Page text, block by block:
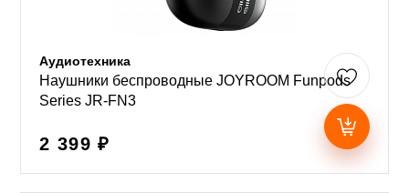
Аудиотехника
Наушники беспроводные JOYROOM Funpods
Series JR-FN3
2 399 ₽